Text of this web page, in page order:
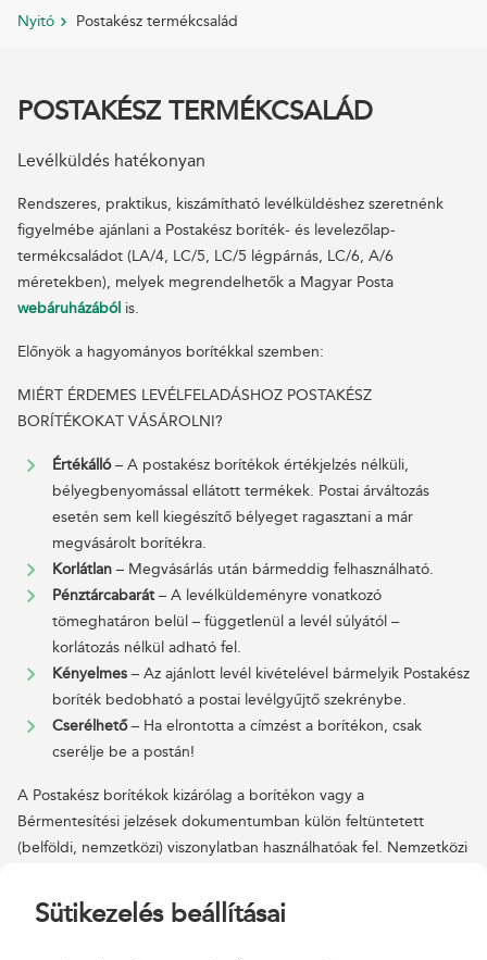
Nyitó Postakész termékcsalád
POSTAKÉSZ TERMÉKCSALÁD
Levélküldés hatékonyan
Rendszeres, praktikus, kiszámítható levélküldéshez szeretnénk
figyelmébe ajánlani a Postakész boríték- és levelezőlap-
termékcsaládot (LA/4, LC/5, LC/5 légpárnás, LC/6, A/6
méretekben), melyek megrendelhetők a Magyar Posta
webáruházából is.
Előnyök a hagyományos borítékkal szemben:
MIÉRT ÉRDEMES LEVÉLFELADÁSHOZ POSTAKÉSZ
BORÍTÉKOKAT VÁSÁROLNI?
Értékálló– A postakész borítékok értékjelzés nélküli,
bélyegbenyomással ellátott termékek. Postai árváltozás
esetén sem kell kiegészítő bélyeget ragasztani a már
megvásárolt borítékra.
Korlátlan – Megvásárlás után bármeddig felhasználható.
Pénztárcabarát– A levélküldeményre vonatkozó
tömeghatáron belül – függetlenül a levél súlyától –
korlátozás nélkül adható fel.
Kényelmes – Az ajánlott levél kivételével bármelyik Postakész
boríték bedobható a postai levélgyűjtő szekrénybe.
Cserélhető– Ha elrontotta a címzést a borítékon, csak
cserélje be a postán!
A Postakész borítékok kizárólag a borítékon vagy a
Bérmentesítési jelzések dokumentumban külön feltüntetett
(belföldi, nemzetközi) viszonylatban használhatóak fel. Nemzetközi
levélküldemények postakész borítékban nem adhatók fel. Belföldi
forgalomban amennyiben küldeménye mérete meghaladja a
Sütikezelés beállításai